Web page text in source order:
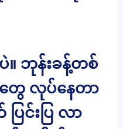
။ ဘုန်းခန့်တစ်
တွေ လုပ်နေတာ
င်းပြ လာ